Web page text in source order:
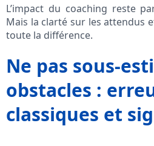
L’impact du coaching reste
Mais la clarté sur les attendus
toute la différence.
Ne pas sous-
obstacles :
classiques et